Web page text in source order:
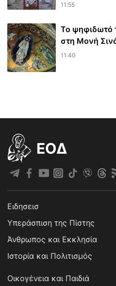
11:55
Το ψηφιδωτό
στη Μονή
11:40
EOΔ
Ειδησεισ
Υπεράσπιση της Πίστης
Άνθρωπος και Εκκλησία
Ιστορία και Πολιτισμός
Οικογένεια και Παιδιά